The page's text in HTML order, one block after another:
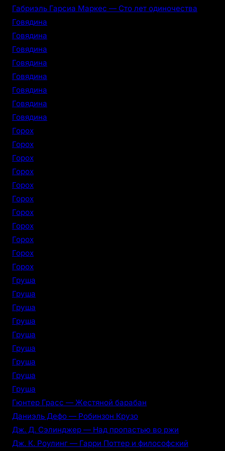
Габриэль Гарсиа Маркес — Сто лет одиночества
Говядина
Говядина
Говядина
Говядина
Говядина
Говядина
Говядина
Говядина
Горох
Горох
Горох
Горох
Горох
Горох
Горох
Горох
Горох
Горох
Горох
Груша
Груша
Груша
Груша
Груша
Груша
Груша
Груша
Груша
Гюнтер Грасс — Жестяной барабан
Даниэль Дефо — Робинзон Крузо
Дж. Д. Сэлинджер — Над пропастью во ржи
Дж. К. Роулинг — Гарри Поттер и философский